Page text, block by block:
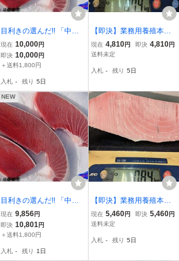
目利きの選んだ!! 「中ト
ロセット1kg」地中海産 A
SK福袋訳業務用
現在 10,000円
即決 10,000円
＋送料1,800円
入札 - 残り 5日
【即決】業務用養殖本鮪
（マルタ産）背上/中トロ
ブロック端材 740g★１ブ
現在 4,810円 即決 4,810円
送料未定
入札 - 残り 5日
NEW
目利きの選んだ!! 「中ト
ロセット1kg」地中海産 A
SK福袋訳業務用
現在 9,856円
即決 10,801 円
＋送料1,800円
入札 - 残り 1日
【即決】業務用養殖本鮪
（マルタ産）背上/中トロ
ブロック端材 840g★１ブ
現在 5,460円 即決 5,460円
送料未定
入札 - 残り 5日